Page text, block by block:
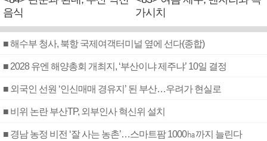
음식
가시치
■ 해수부 청사, 북항 국제여객터미널 옆에 선다(종합)
■ 2028 유엔 해양총회 개최지, ‘부산이냐 제주냐’ 10일 결정
■ 외국인 선원 ‘인신매매 경유지’ 된 부산…우려가 현실로
■ 비위 논란 부산TP, 외부인사 혁신위 설치
■ 경남 농정 비전 ‘잘 사는 농촌’…스마트팜 1000㏊까지 늘린다